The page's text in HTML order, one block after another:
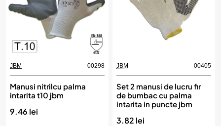
JBM 00298
Manusi nitrilcu palma
intarita t10 jbm
9.46 lei
JBM 00405
Set 2 manusi de lucru fir
de bumbac cu palma
intarita in puncte jbm
3.82 lei